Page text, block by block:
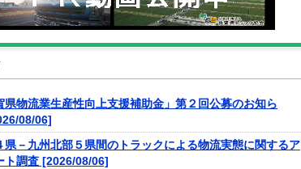
県物流業生産性向上支援補助金」第２回公募のお知ら
08/06]
県－九州北部５県間のトラックによる物流実態に関するア
ト調査 [2026/08/06]